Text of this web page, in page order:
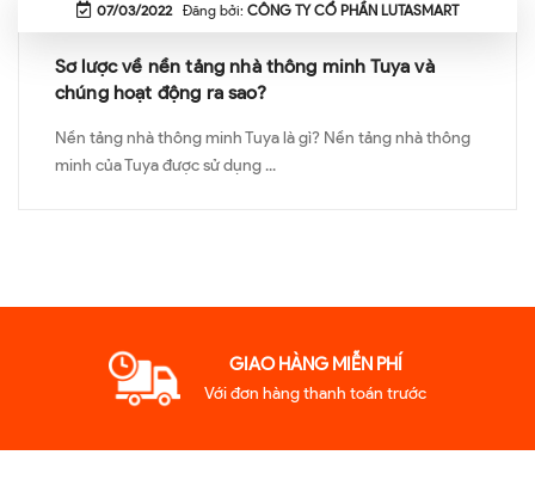
07/03/2022Đăng bởi: CÔNG TY CỔ PHẦN LUTASMART
Sơ lược về nền tảng nhà thông minh Tuya và
chúng hoạt động ra sao?
Nền tảng nhà thông minh Tuya là gì? Nền tảng nhà thông
minh của Tuya được sử dụng ...
GIAO HÀNG MIỄN PHÍ
Với đơn hàng thanh toán trước